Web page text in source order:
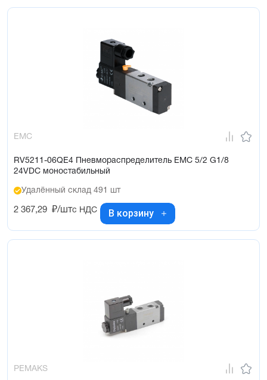
EMC
RV5211-06QE4 Пневмораспределитель EMC 5/2 G1/8
24VDC моностабильный
Удалённый склад 491 шт
2 367,29 ₽/штс НДС В корзину
PEMAKS